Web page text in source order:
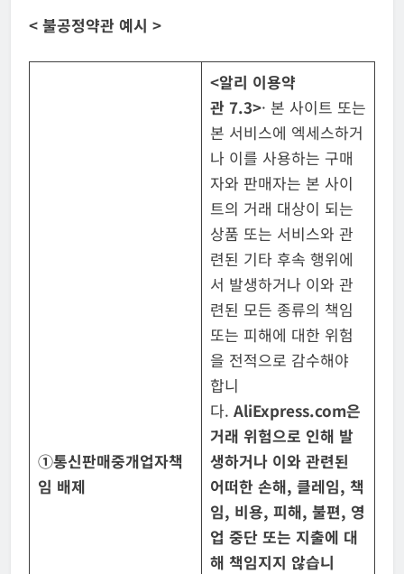
< 불공정약관 예시 >
①통신판매중개업자책
임 배제
<알리 이용약
관 7.3>· 본 사이트 또는
본 서비스에 엑세스하거
나 이를 사용하는 구매
자와 판매자는 본 사이
트의 거래 대상이 되는
상품 또는 서비스와 관
련된 기타 후속 행위에
서 발생하거나 이와 관
련된 모든 종류의 책임
또는 피해에 대한 위험
을 전적으로 감수해야
합니
다. AliExpress.com은
거래 위험으로 인해 발
생하거나 이와 관련된
어떠한손해, 클레임, 책
임, 비용, 피해, 불편, 영
업 중단 또는 지출에 대
해 책임지지 않습니